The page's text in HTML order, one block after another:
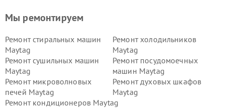
Мы ремонтируем
Ремонт стиральных машин
Maytag
Ремонт холодильников
Maytag
Ремонт сушильных машин
Maytag
Ремонт посудомоечных
машин Maytag
Ремонт микроволновых
печей Maytag
Ремонт духовых шкафов
Maytag
Ремонт кондиционеров Maytag